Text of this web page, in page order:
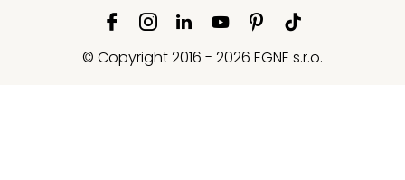
© Copyright 2016 - 2026 EGNE s.r.o.